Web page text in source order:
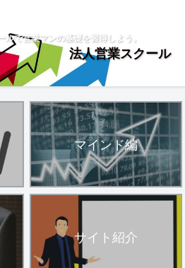
ルで営業マンの基礎を習得しよう。
法人営業スクール
マインド編
サイト紹介